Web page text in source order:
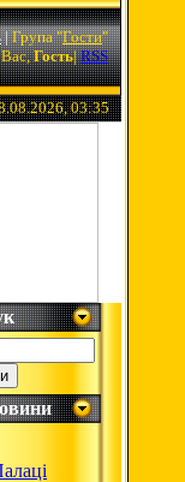
|Група"Гости"
Вас,Гость|RSS
03:35